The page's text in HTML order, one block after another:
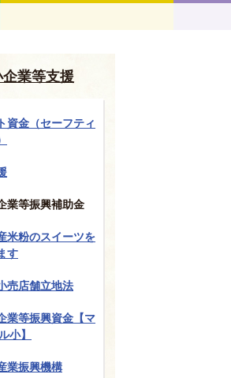
企業等支援
資金（セーフティ
業等振興補助金
米粉のスイーツを
す
売店舗立地法
業等振興資金【マ
小】
業振興機構